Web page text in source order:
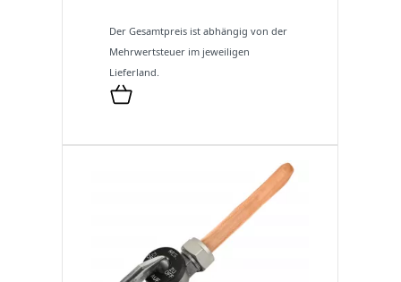
Der Gesamtpreis ist abhängig von der
Mehrwertsteuer im jeweiligen
Lieferland.